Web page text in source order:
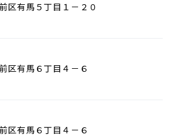
有馬５丁目１－２０
有馬６丁目４－６
有馬６丁目４－６